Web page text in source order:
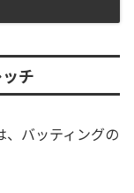
チ
バッティングの